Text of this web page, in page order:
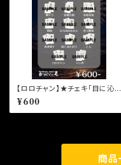
【ロロチャン】★チェキ「目に沁
みるんだ、夏。」青柳佐江
¥600
商品